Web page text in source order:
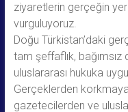
ziyaretlerin gerçeğin
vurguluyoruz.
Doğu Türkistan’daki
tam şeffaflık,
uluslararası hukuka
Gerçeklerden
gazetecilerden ve